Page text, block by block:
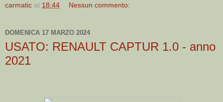
carmatic at 18:44 Nessun commento:
DOMENICA 17 MARZO 2024
USATO: RENAULT CAPTUR 1.0 - anno
2021